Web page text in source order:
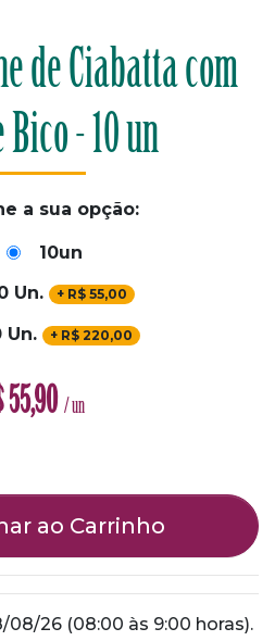
de Ciabatta com
- 10 un
a sua opção:
10un
Un.
+ R$55,00
Un. + R$220,00
55,90 / un
ao Carrinho
26 (08:00 às 9:00 horas).